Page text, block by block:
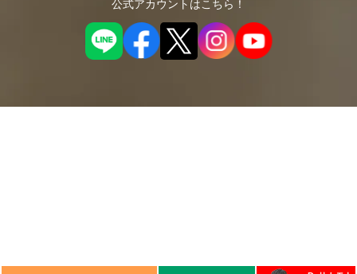
公式アカウントはこちら！